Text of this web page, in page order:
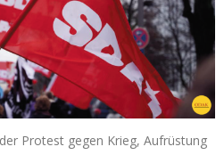
Protest gegen Krieg, Aufrüstung